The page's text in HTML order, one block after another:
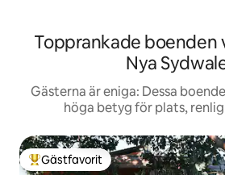
Topprankade boenden
Nya
Gästerna är eniga: Dessa
höga betyg för plats,
Populär gästfavorit
Gästfavorit